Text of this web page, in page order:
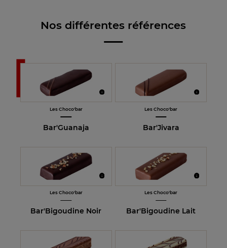
Nos différentes références
Les Choco'bar
Bar'Guanaja
Les Choco'bar
Bar'Jivara
Les Choco'bar
Bar'Bigoudine Noir
Les Choco'bar
Bar'Bigoudine Lait